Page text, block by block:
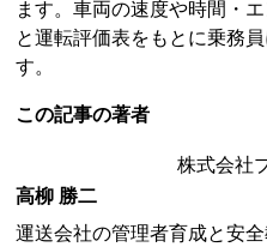
ます。車両の速度や時間・
と運転評価表をもとに乗務
す。
この記事の著者
株式会社
高柳 勝二
運送会社の管理者育成と安